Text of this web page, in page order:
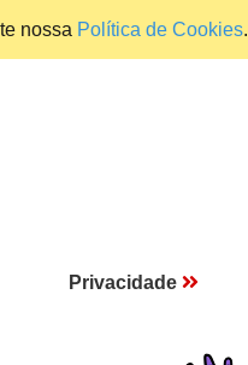
nossa Política de Cookies.
Privacidade